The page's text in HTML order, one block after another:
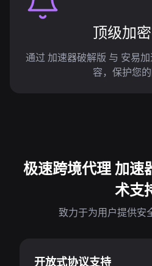
顶级加
通过 加速器破解版 与 安易
容，保护您的
极速跨境代理 加速
术支
致力于为用户提供安
开放式协议支持